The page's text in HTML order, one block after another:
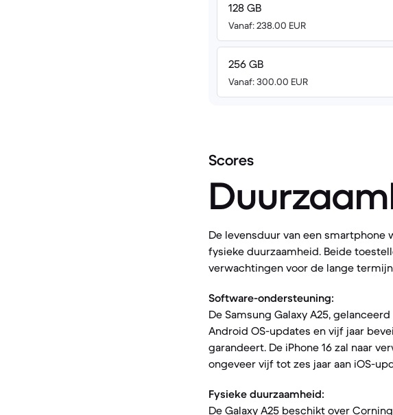
128 GB
Vanaf: 238.00 EUR
256 GB
Vanaf: 300.00 EUR
Scores
De levensduur van een
fysieke duurzaamheid. Beide
verwachtingen voor de lange
Software-ondersteuning:
De Samsung Galaxy A25,
Android OS-updates en vijf jaar
garandeert. De iPhone 16 zal naar
ongeveer vijf tot zes jaar aan iOS-
Fysieke duurzaamheid:
De Galaxy A25 beschikt over